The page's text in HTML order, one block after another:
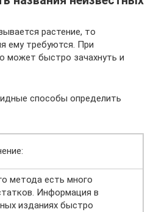
растение, то
ему требуются. При
может быстро зачахнуть и
способы определить
метода есть много
Информация в
изданиях быстро